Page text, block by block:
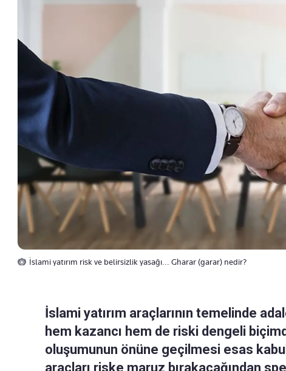
İslami yatırım risk ve belirsizlik yasağı... Gharar (garar) nedir?
İslami yatırım araçlarının temelinde
hem kazancı hem de riski dengeli
oluşumunun önüne geçilmesi esas
araçları riske maruz bırakacağından